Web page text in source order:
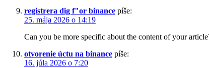
registrera dig f"or binance píše:
25. mája 2026 o 14:19
Can you be more specific about the content of your
otvorenie úctu na binance píše:
16. júla 2026 o 7:20